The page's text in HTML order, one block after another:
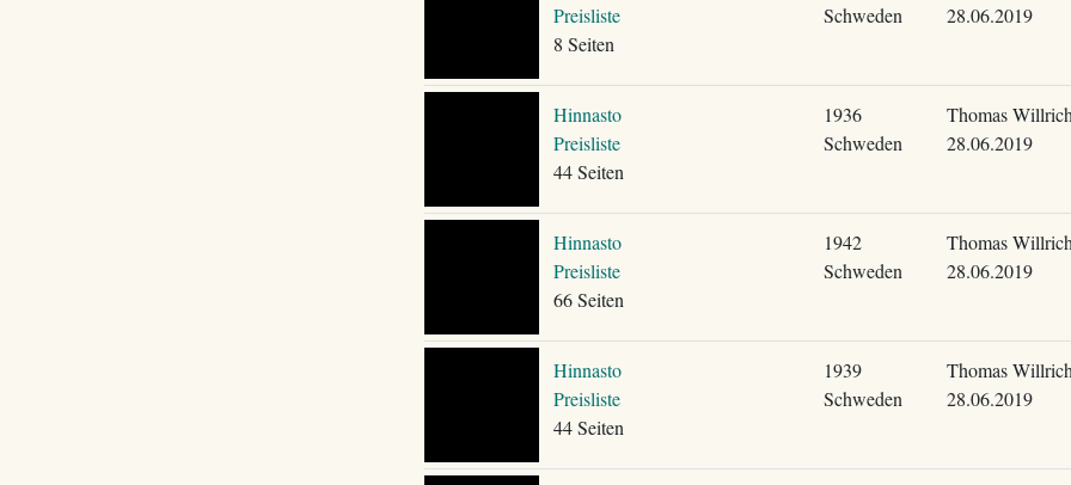
Preisliste
8 Seiten
Schweden
28.06.2019
Hinnasto
Preisliste
44 Seiten
1936
Schweden
Thomas Willrich
28.06.2019
Hinnasto
Preisliste
66 Seiten
1942
Schweden
Thomas Willrich
28.06.2019
Hinnasto
Preisliste
44 Seiten
1939
Schweden
Thomas Willrich
28.06.2019